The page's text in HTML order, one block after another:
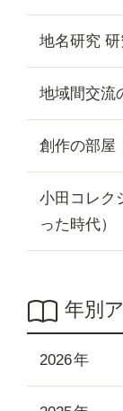
地名研究
地域間交流
創作の部屋
小田コレク
った時代）
年別
2026